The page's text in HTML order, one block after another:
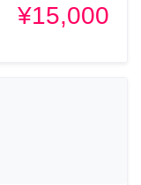
¥15,000